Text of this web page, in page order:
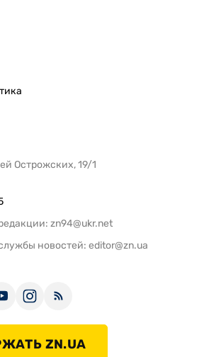
Острожских, 19/1
zn94@ukr.net
новостей: editor@zn.ua
ZN.UA